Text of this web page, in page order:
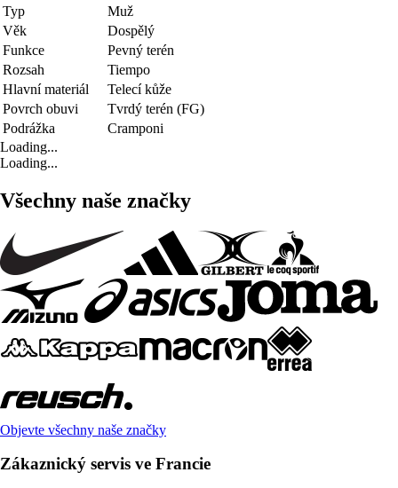
Typ
Muž
Věk
Dospělý
Funkce
Pevný terén
Rozsah
Tiempo
Hlavní materiál
Telecí kůže
Povrch obuvi
Tvrdý terén (FG)
Podrážka
Cramponi
Loading...
Loading...
Všechny naše značky
Objevte všechny naše značky
Zákaznický servis ve Francie